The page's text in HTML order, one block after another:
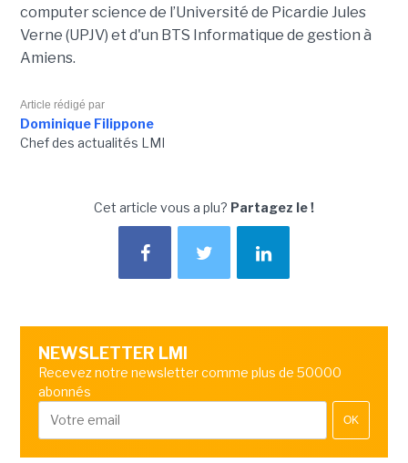
computer science de l’Université de Picardie Jules
Verne (UPJV) et d'un BTS Informatique de gestion à
Amiens.
Article rédigé par
Dominique Filippone
Chef des actualités LMI
Cet article vous a plu? Partagez le !
NEWSLETTER LMI
Recevez notre newsletter comme plus de 50000
abonnés
OK